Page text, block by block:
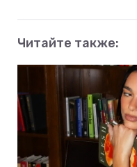
Читайте также: